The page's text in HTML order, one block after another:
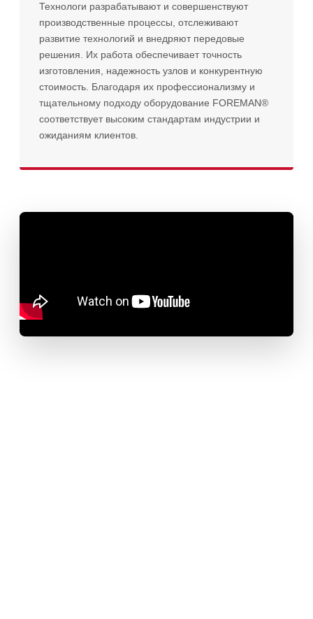
Технологи разрабатывают и совершенствуют
производственные процессы, отслеживают
развитие технологий и внедряют передовые
решения. Их работа обеспечивает точность
изготовления, надежность узлов и конкурентную
стоимость. Благодаря их профессионализму и
тщательному подходу оборудование FOREMAN®
соответствует высоким стандартам индустрии и
ожиданиям клиентов.